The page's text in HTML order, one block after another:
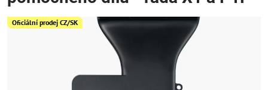
Oficiální prodej CZ/SK